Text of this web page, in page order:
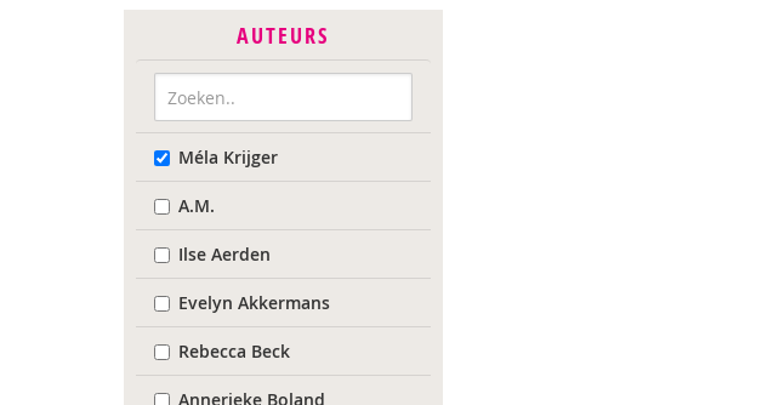
AUTEURS
Méla Krijger
A.M.
Ilse Aerden
Evelyn Akkermans
Rebecca Beck
Annerieke Boland